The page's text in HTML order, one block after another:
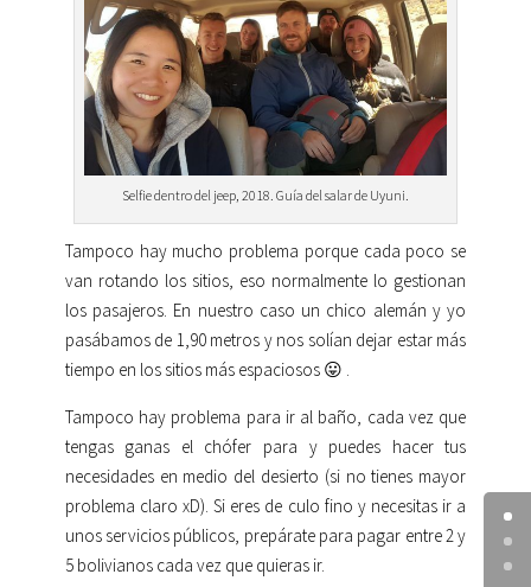
Selfie dentro del jeep, 2018. Guía del salar de Uyuni.
Tampoco hay mucho problema porque cada poco se
van rotando los sitios, eso normalmente lo gestionan
los pasajeros. En nuestro caso un chico alemán y yo
pasábamos de 1,90 metros y nos solían dejar estar más
tiempo en los sitios más espaciosos 😛 .
Tampoco hay problema para ir al baño, cada vez que
tengas ganas el chófer para y puedes hacer tus
necesidades en medio del desierto (si no tienes mayor
problema claro xD). Si eres de culo fino y necesitas ir a
unos servicios públicos, prepárate para pagar entre 2 y
5 bolivianos cada vez que quieras ir.